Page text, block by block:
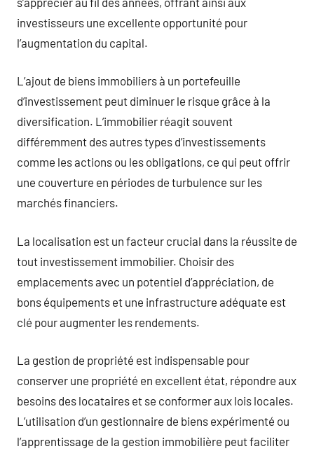
investisseurs une excellente opportunité pour
l’augmentation du capital.
L’ajout de biens immobiliers à un portefeuille
d’investissement peut diminuer le risque grâce à la
diversification. L’immobilier réagit souvent
différemment des autres types d’investissements
comme les actions ou les obligations, ce qui peut offrir
une couverture en périodes de turbulence sur les
marchés financiers.
La localisation est un facteur crucial dans la réussite de
tout investissement immobilier. Choisir des
emplacements avec un potentiel d’appréciation, de
bons équipements et une infrastructure adéquate est
clé pour augmenter les rendements.
La gestion de propriété est indispensable pour
conserver une propriété en excellent état, répondre aux
besoins des locataires et se conformer aux lois locales.
L’utilisation d’un gestionnaire de biens expérimenté ou
l’apprentissage de la gestion immobilière peut faciliter